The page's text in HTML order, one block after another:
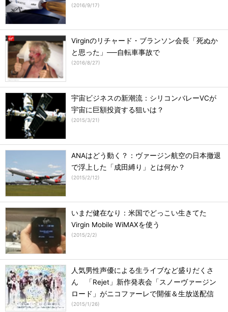
(2016/9/17)
Virginのリチャード・ブランソン会長「死ぬか
と思った」──自転車事故で
(2016/8/27)
宇宙ビジネスの新潮流：シリコンバレーVCが
宇宙に巨額投資する狙いは？
(2015/3/21)
ANAはどう動く？：ヴァージン航空の日本撤退
で浮上した「成田縛り」とは何か？
(2015/2/12)
いまだ健在なり：米国でどっこい生きてた
Virgin Mobile WiMAXを使う
(2015/2/2)
人気男性声優による生ライブなど盛りだくさ
ん 「Rejet」新作発表会「スノーヴァージン
ロード」がニコファーレで開催＆生放送配信
(2015/1/26)